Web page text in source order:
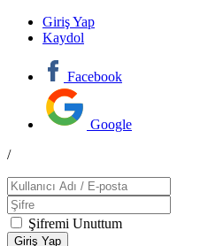
Giriş Yap
Kaydol
Facebook
Google
/
Şifremi Unuttum